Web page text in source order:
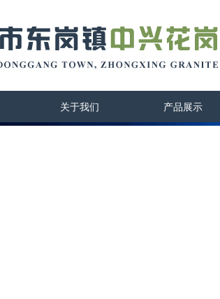
关于我们 产品展示